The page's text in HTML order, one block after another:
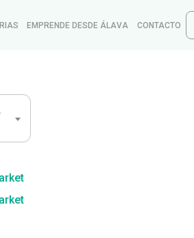
EMPRENDE DESDE ÁLAVA CONTACTO